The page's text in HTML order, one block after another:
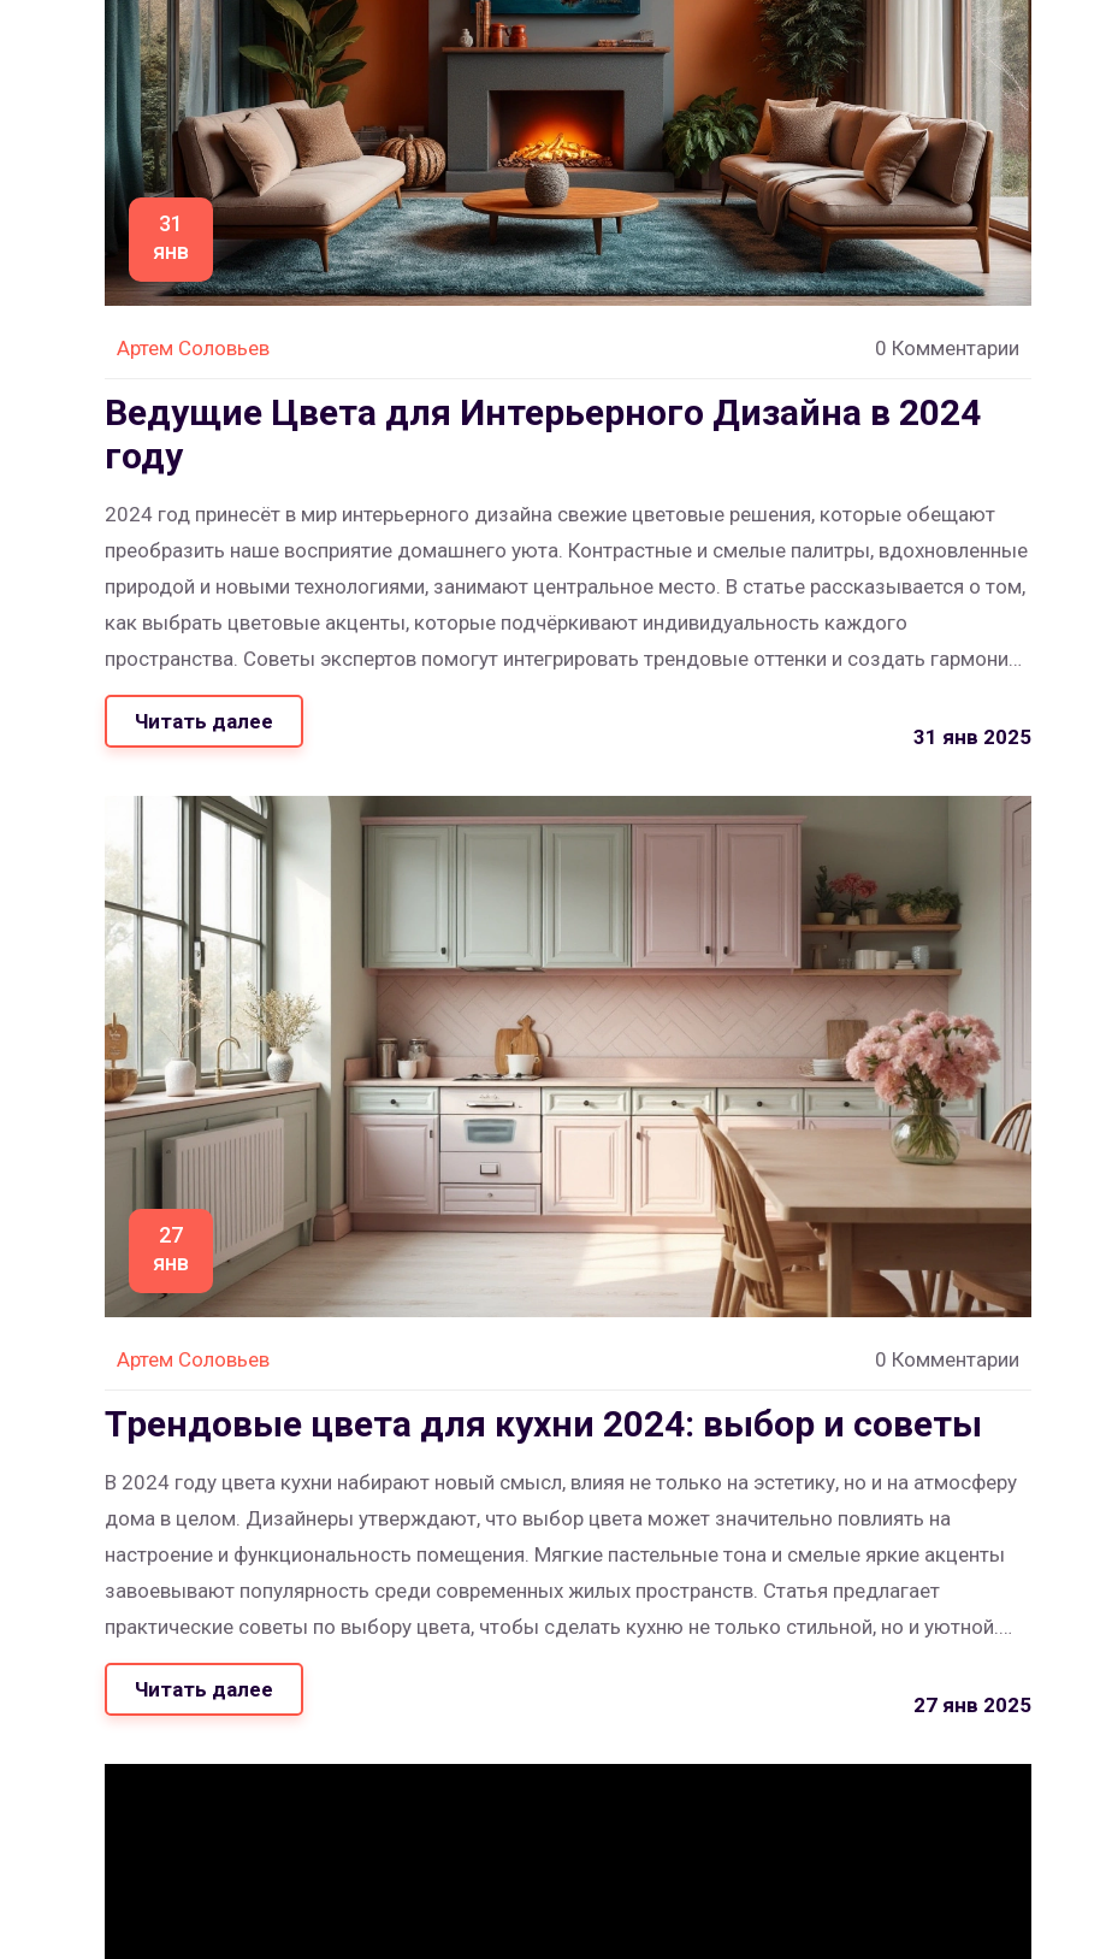
31
янв
Артем Соловьев 0 Комментарии
Ведущие Цвета для Интерьерного Дизайна в 2024
году
2024 год принесёт в мир интерьерного дизайна свежие цветовые решения, которые обещают
преобразить наше восприятие домашнего уюта. Контрастные и смелые палитры, вдохновленные
природой и новыми технологиями, занимают центральное место. В статье рассказывается о том,
как выбрать цветовые акценты, которые подчёркивают индивидуальность каждого
пространства. Советы экспертов помогут интегрировать трендовые оттенки и создать гармонию
в вашем доме. Уделено внимание практическим аспектам, чтобы цветовые изменения не были
только визуально приятными, но и функциональными.
Читать далее
31 янв 2025
27
янв
Артем Соловьев 0 Комментарии
Трендовые цвета для кухни 2024: выбор и советы
В 2024 году цвета кухни набирают новый смысл, влияя не только на эстетику, но и на атмосферу
дома в целом. Дизайнеры утверждают, что выбор цвета может значительно повлиять на
настроение и функциональность помещения. Мягкие пастельные тона и смелые яркие акценты
завоевывают популярность среди современных жилых пространств. Статья предлагает
практические советы по выбору цвета, чтобы сделать кухню не только стильной, но и уютной.
Исследуем, какой цвет станет самым модным в новом сезоне и как его правильно использовать.
Читать далее
27 янв 2025